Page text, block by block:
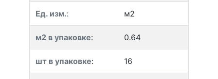
Ед. изм.: м2
м2 в упаковке: 0.64
шт в упаковке: 16